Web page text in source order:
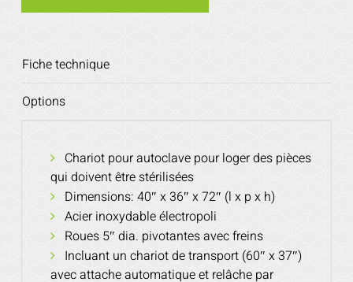
Fiche technique
Options
Chariot pour autoclave pour loger des pièces
qui doivent être stérilisées
Dimensions: 40″ x 36″ x 72″ (l x p x h)
Acier inoxydable électropoli
Roues 5″ dia. pivotantes avec freins
Incluant un chariot de transport (60″ x 37″)
avec attache automatique et relâche par